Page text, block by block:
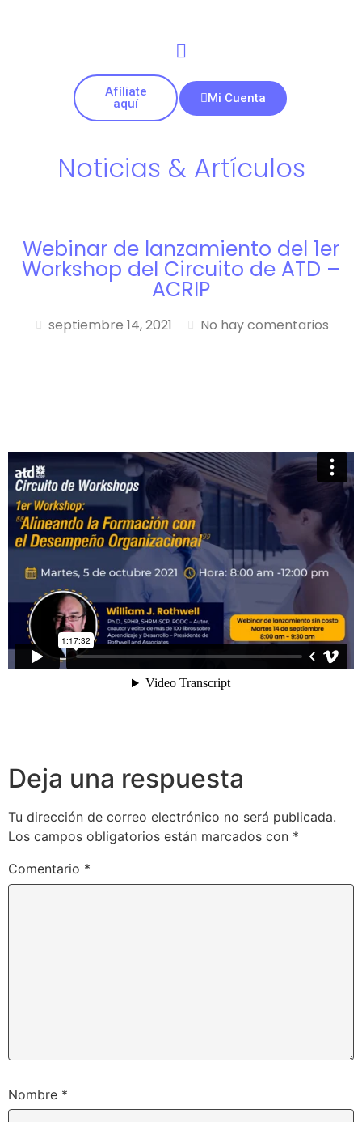
Afíliate
aquí
Mi Cuenta
Noticias & Artículos
Webinar de lanzamiento del 1er
Workshop del Circuito de ATD –
ACRIP
septiembre 14, 2021 No hay comentarios
Deja una respuesta
Tu dirección de correo electrónico no será publicada.
Los campos obligatorios están marcados con *
Comentario *
Nombre *